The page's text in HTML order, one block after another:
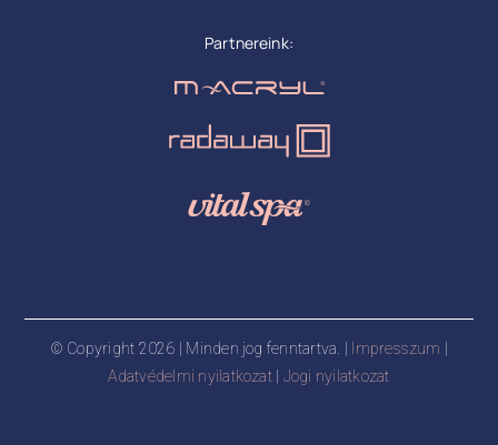
Partnereink:
© Copyright 2026 | Minden jog fenntartva. | Impresszum
Adatvédelmi nyilatkozat| Jogi nyilatkozat